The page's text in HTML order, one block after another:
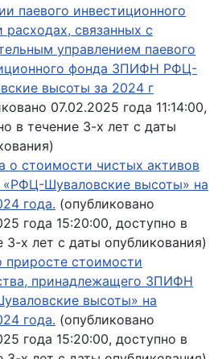
паевого инвестиционного
расходах, связанных с
управлением паевого
фонда ЗПИФН РФЦ-
высоты за 2024 г
07.02.2025 года 11:14:00,
в течение 3-х лет с даты
о стоимости чистых активов
Шуваловские высоты» на
года. (опубликовано
года 15:20:00, доступно в
3-х лет с даты опубликования)
приросте стоимости
принадлежащего ЗПИФН
высоты» на
года. (опубликовано
года 15:20:00, доступно в